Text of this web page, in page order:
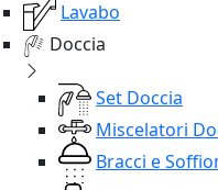
Lavabo
Doccia
Set Doccia
Miscelatori
Bracci e